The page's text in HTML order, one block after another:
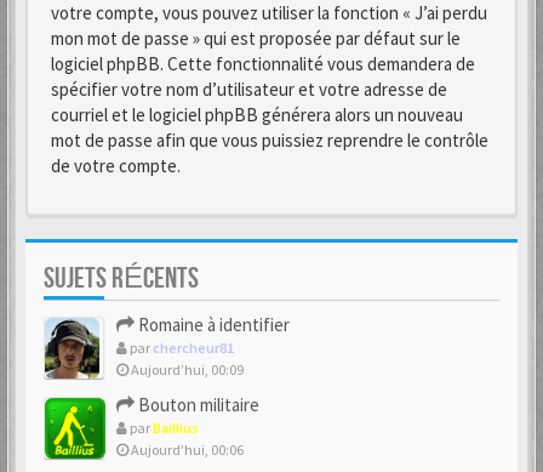
votre compte, vous pouvez utiliser la fonction « J’ai perdu
mon mot de passe » qui est proposée par défaut sur le
logiciel phpBB. Cette fonctionnalité vous demandera de
spécifier votre nom d’utilisateur et votre adresse de
courriel et le logiciel phpBB générera alors un nouveau
mot de passe afin que vous puissiez reprendre le contrôle
de votre compte.
SUJETS RÉCENTS
Romaine à identifier
par chercheur81
Aujourd’hui, 00:09
Bouton militaire
parBaillius
Aujourd’hui, 00:06